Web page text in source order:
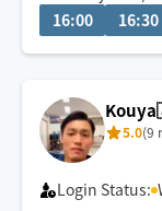
の承認が遅れ
16:00 16:30
5.0(9
Login Status: